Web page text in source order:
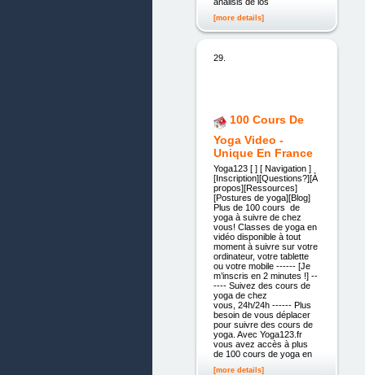
[more details]
29.
100 Cours De
Yoga Video -
Unique En France
Yoga123 [ ] [ Navigation ]
[Inscription][Questions?][À
propos][Ressources]
[Postures de yoga][Blog]
Plus de 100 cours de
yoga à suivre de chez
vous! Classes de yoga en
vidéo disponible à tout
moment à suivre sur votre
ordinateur, votre tablette
ou votre mobile ------ [Je
m’inscris en 2 minutes !] --
---- Suivez des cours de
yoga de chez
vous, 24h/24h ------ Plus
besoin de vous déplacer
pour suivre des cours de
yoga. Avec Yoga123.fr
vous avez accès à plus
de 100 cours de yoga en
[more details]